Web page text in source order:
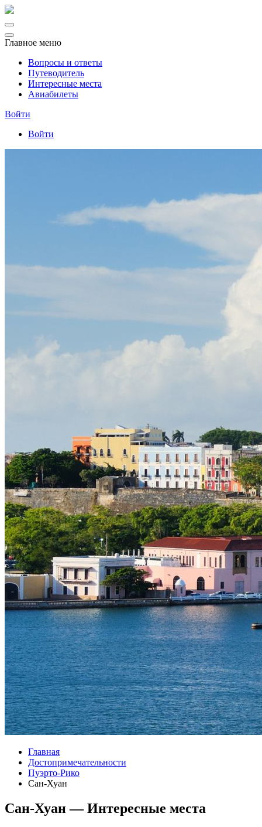
Главное меню
Вопросы и ответы
Путеводитель
Интересные места
Авиабилеты
Войти
Войти
Главная
Достопримечательности
Пуэрто-Рико
Сан-Хуан
Сан-Хуан — Интересные места